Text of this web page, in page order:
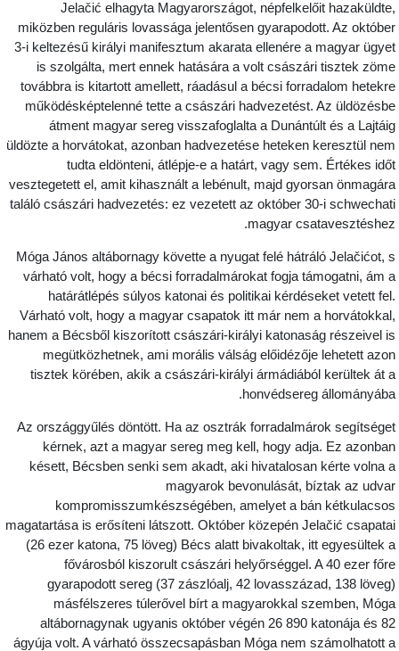
Jelačić elhagyta Magyarországot, népfelkelőit
miközben reguláris lovassága jelentősen gyarapodott. Az
3-i keltezésű királyi manifesztum akarata ellenére a magyar
is szolgálta, mert ennek hatására a volt császári tisztek
továbbra is kitartott amellett, ráadásul a bécsi forradalom
működésképtelenné tette a császári hadvezetést. Az
átment magyar sereg visszafoglalta a Dunántúlt és a
üldözte a horvátokat, azonban hadvezetése heteken keresztül
tudta eldönteni, átlépje-e a határt, vagy sem. Értékes
vesztegetett el, amit kihasznált a lebénult, majd gyorsan
találó császári hadvezetés: ez vezetett az október 30-i
magyar
Móga János altábornagy követte a nyugat felé hátráló Jelačićot,
várható volt, hogy a bécsi forradalmárokat fogja támogatni, ám
határátlépés súlyos katonai és politikai kérdéseket vetett
Várható volt, hogy a magyar csapatok itt már nem a
hanem a Bécsből kiszorított császári-királyi katonaság részeivel
megütközhetnek, ami morális válság előidézője lehetett
tisztek körében, akik a császári-királyi ármádiából kerültek át
honvédsereg
Az országgyűlés döntött. Ha az osztrák forradalmárok
kérnek, azt a magyar sereg meg kell, hogy adja. Ez
késett, Bécsben senki sem akadt, aki hivatalosan kérte volna
magyarok bevonulását, bíztak az
kompromisszumkészségében, amelyet a bán
magatartása is erősíteni látszott. Október közepén Jelačić
(26 ezer katona, 75 löveg) Bécs alatt bivakoltak, itt egyesültek
fővárosból kiszorult császári helyőrséggel. A 40 ezer
gyarapodott sereg (37 zászlóalj, 42 lovasszázad, 138
másfélszeres túlerővel bírt a magyarokkal szemben,
altábornagynak ugyanis október végén 26 890 katonája és
ágyúja volt. A várható összecsapásban Móga nem számolhatott